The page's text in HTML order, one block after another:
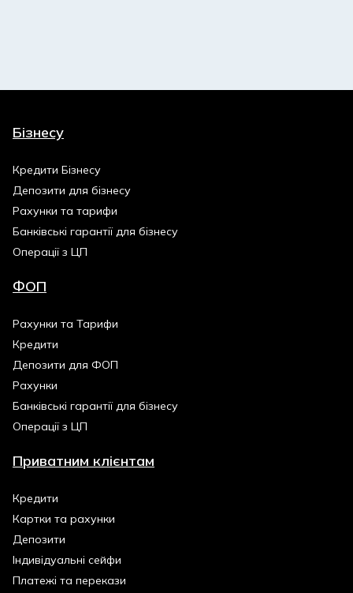
Бізнесу
Кредити Бізнесу
Депозити для бізнесу
Рахунки та тарифи
Банківські гарантії для бізнесу
Операції з ЦП
ФОП
Рахунки та Тарифи
Кредити
Депозити для ФОП
Рахунки
Банківські гарантії для бізнесу
Операції з ЦП
Приватним клієнтам
Кредити
Картки та рахунки
Депозити
Індивідуальні сейфи
Платежі та перекази